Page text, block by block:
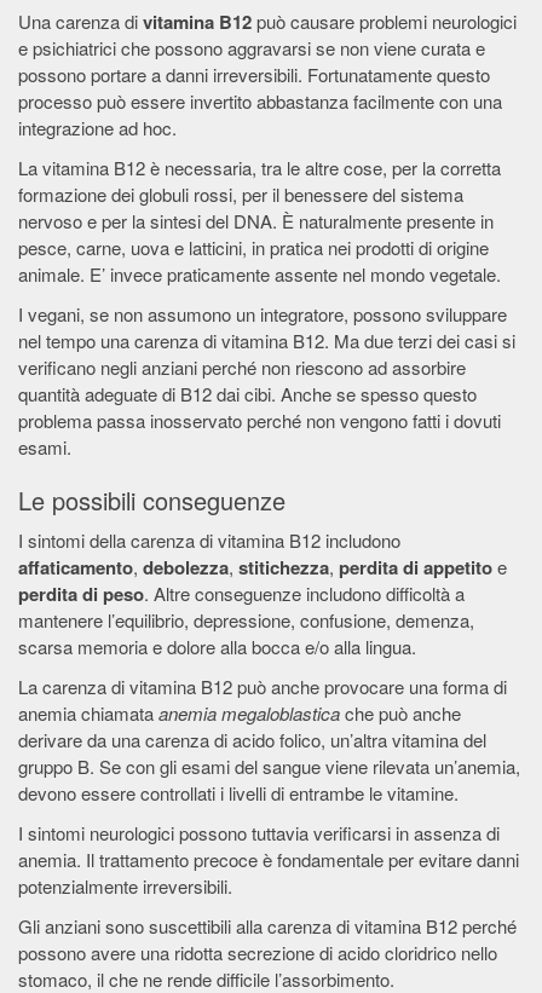
Una carenza divitamina B12può causare problemi neurologici
e psichiatrici che possono aggravarsi se non viene curata e
possono portare a danni irreversibili. Fortunatamente questo
processo può essere invertito abbastanza facilmente con una
integrazione ad hoc.
La vitamina B12 è necessaria, tra le altre cose, per la corretta
formazione dei globuli rossi, per il benessere del sistema
nervoso e per la sintesi del DNA. È naturalmente presente in
pesce, carne, uova e latticini, in pratica nei prodotti di origine
animale. E’ invece praticamente assente nel mondo vegetale.
I vegani, se non assumono un integratore, possono sviluppare
nel tempo una carenza di vitamina B12. Ma due terzi dei casi si
verificano negli anziani perché non riescono ad assorbire
quantità adeguate di B12 dai cibi. Anche se spesso questo
problema passa inosservato perché non vengono fatti i dovuti
esami.
Le possibili conseguenze
I sintomi della carenza di vitamina B12 includono
affaticamento, debolezza, stitichezza, perdita di appetitoe
perdita di peso. Altre conseguenze includono difficoltà a
mantenere l’equilibrio, depressione, confusione, demenza,
scarsa memoria e dolore alla bocca e/o alla lingua.
La carenza di vitamina B12 può anche provocare una forma di
anemia chiamataanemia megaloblasticache può anche
derivare da una carenza di acido folico, un’altra vitamina del
gruppo B. Se con gli esami del sangue viene rilevata un’anemia,
devono essere controllati i livelli di entrambe le vitamine.
I sintomi neurologici possono tuttavia verificarsi in assenza di
anemia. Il trattamento precoce è fondamentale per evitare danni
potenzialmente irreversibili.
Gli anziani sono suscettibili alla carenza di vitamina B12 perché
possono avere una ridotta secrezione di acido cloridrico nello
stomaco, il che ne rende difficile l’assorbimento.